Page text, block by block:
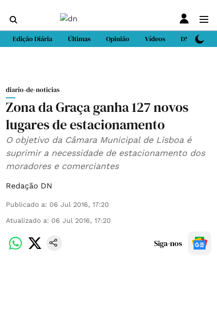
Edição Diária Últimas Opinião Vídeos DN Sport
diario-de-noticias
Zona da Graça ganha 127 novos
lugares de estacionamento
O objetivo da Câmara Municipal de Lisboa é
suprimir a necessidade de estacionamento dos
moradores e comerciantes
Redação DN
Publicado a: 06 Jul 2016, 17:20
Atualizado a: 06 Jul 2016, 17:20
Siga-nos